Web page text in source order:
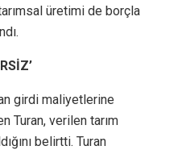
üretimi de borçla
girdi maliyetlerine
Turan, verilen tarım
belirtti. Turan